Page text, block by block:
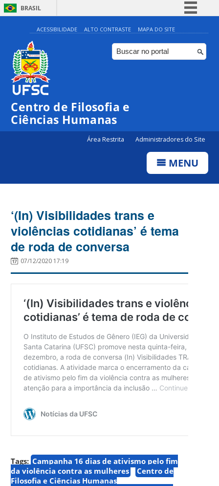
BRASIL
Simplifique!
Comunica BR
Participe
ACESSIBILIDADE ALTO CONTRASTE MAPA DO SITE
Centro de Filosofia e
Ciências Humanas
Área Restrita Administradores do Site
MENU
‘(In) Visibilidades trans e
violências cotidianas’ é tema
de roda de conversa
07/12/2020 17:19
Tags: Campanha 16 dias de ativismo pelo fim
da violência contra as mulheres
Centro de
Filosofia e Ciências Humanas